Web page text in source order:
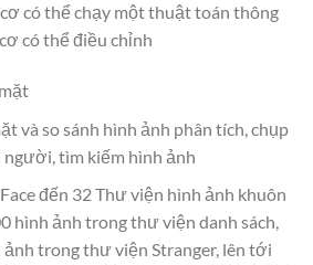
có thể chạy một thuật toán thông
có thể điều chỉnh
và so sánh hình ảnh phân tích, chụp
người, tìm kiếm hình ảnh
đến 32 Thư viện hình ảnh khuôn
hình ảnh trong thư viện danh sách,
trong thư viện Stranger, lên tới